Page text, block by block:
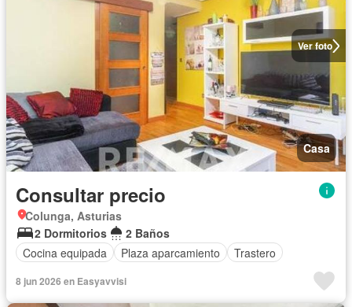
Ver foto
Casa
Consultar precio
Colunga, Asturias
2 Dormitorios
2 Baños
Cocina equipada
Plaza aparcamiento Trastero
8 jun 2026 en Easyavvisi